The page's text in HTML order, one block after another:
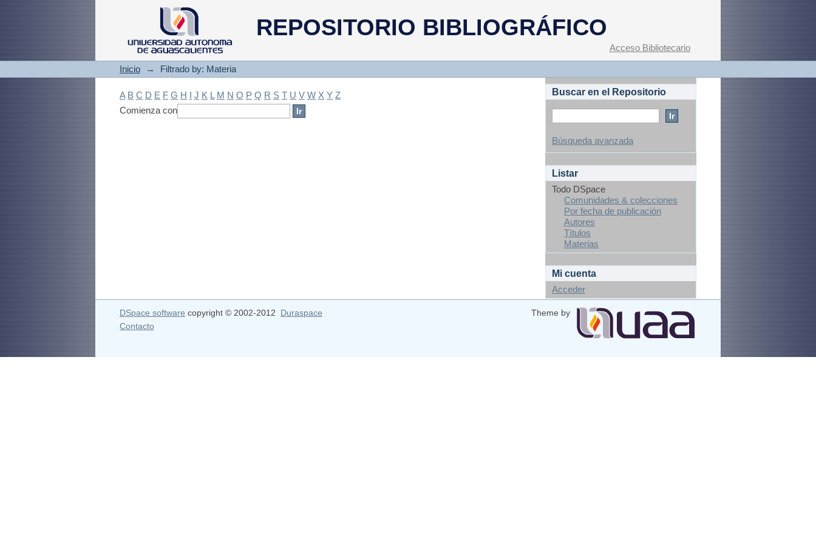
REPOSITORIO BIBLIOGRÁFICO
Filtrado by: Materia
Acceso Bibliotecario
Inicio → Filtrado by: Materia
A B C D E F G H I J K L M N O P Q R S T U V W X Y Z
Comienza con
Buscar en el Repositorio
Búsqueda avanzada
Listar
Todo DSpace
Comunidades & colecciones
Por fecha de publicación
Autores
Títulos
Materias
Mi cuenta
Acceder
DSpace software copyright © 2002-2012 Duraspace
Theme by
Contacto